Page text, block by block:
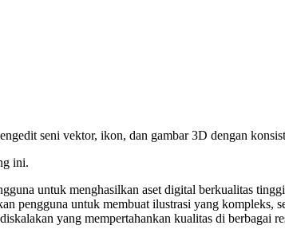
seni vektor, ikon, dan gambar 3D dengan
ini.
untuk menghasilkan aset digital berkualitas
pengguna untuk membuat ilustrasi yang
yang mempertahankan kualitas di berbagai